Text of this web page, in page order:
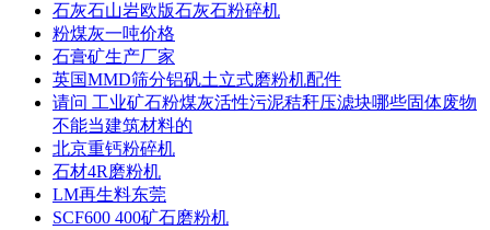
石灰石山岩欧版石灰石粉碎机
粉煤灰一吨价格
石膏矿生产厂家
英国MMD筛分铝矾土立式磨粉机配件
请问 工业矿石粉煤灰活性污泥秸秆压滤块哪些固体废物
不能当建筑材料的
北京重钙粉碎机
石材4R磨粉机
LM再生料东莞
SCF600 400矿石磨粉机